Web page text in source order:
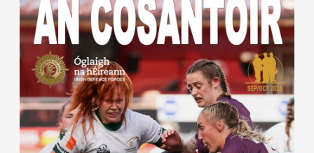
Rang Oifigeach Ionchasacha in Ionad Oiliúna
Óglaigh na hÉireann (ATÓÉ), An Currach, Co.
Chill Dara, Dé hAoine, 28 Márta 2025, ag
2.30pm.